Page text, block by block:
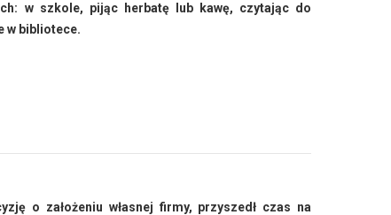
w szkole, pijąc herbatę lub kawę, czytając do
w bibliotece.
o założeniu własnej firmy, przyszedł czas na